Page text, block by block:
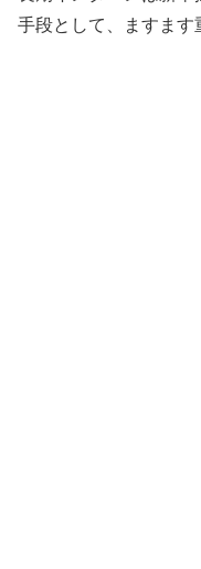
手段として、ますます